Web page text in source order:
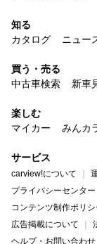
知る
カタログ
ニュー
買う・売る
中古車検索
新車
楽しむ
マイカー
みんカ
サービス
carview!について
プライバシーセンター
コンテンツ制作ポリシ
広告掲載について
ヘルプ・お問い合わせ